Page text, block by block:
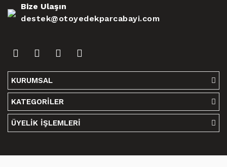
Bize Ulaşın
destek@otoyedekparcabayi.com
KURUMSAL
KATEGORİLER
ÜYELİK İŞLEMLERİ